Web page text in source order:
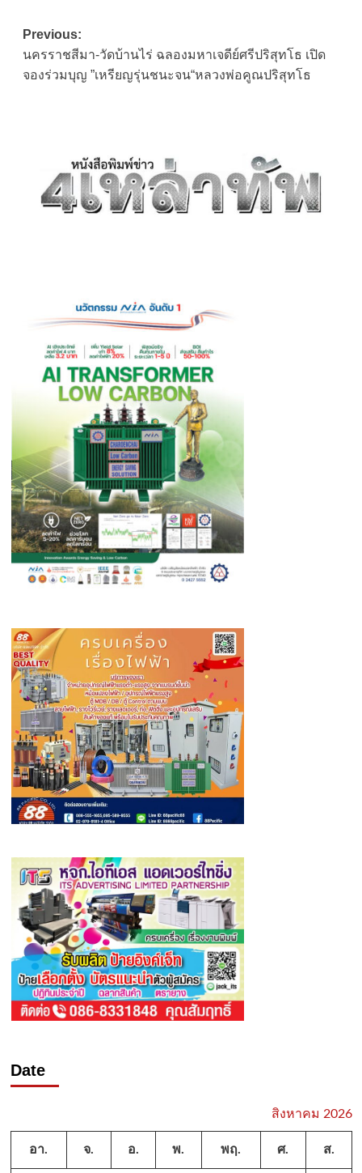
Post
navigation
Previous:
นครราชสีมา-วัดบ้านไร่ ฉลองมหาเจดีย์ศรีปริสุทโธ เปิด
จองร่วมบุญ ”เหรียญรุ่นชนะจน“หลวงพ่อคูณปริสุทโธ
Date
สิงหาคม 2026
อา. จ. อ. พ. พฤ. ศ. ส.